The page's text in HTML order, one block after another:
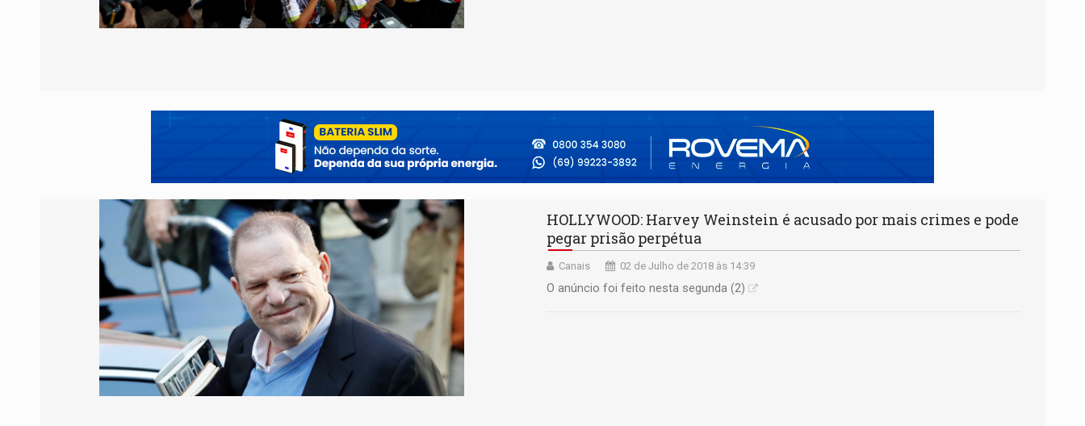
HOLLYWOOD: Harvey Weinstein é acusado por mais crimes e pode
pegar prisão perpétua
Canais 02 de Julho de 2018 às 14:39
O anúncio foi feito nesta segunda (2)